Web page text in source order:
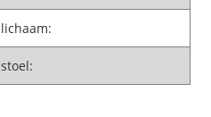
lichaam:
stoel: